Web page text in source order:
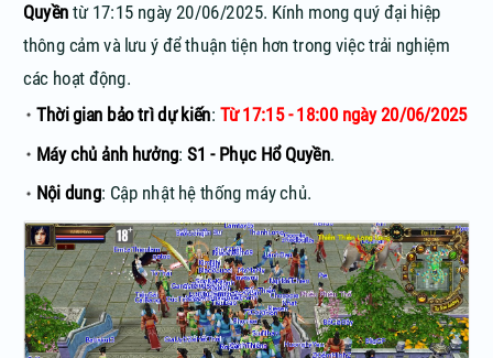
Quyền từ 17:15 ngày 20/06/2025. Kính mong quý đại hiệp
thông cảm và lưu ý để thuận tiện hơn trong việc trải nghiệm
các hoạt động.
Thời gian bảo trì dự kiến: Từ 17:15 - 18:00 ngày 20/06/2025
Máy chủ ảnh hưởng:S1 - Phục Hổ Quyền.
Nội dung: Cập nhật hệ thống máy chủ.